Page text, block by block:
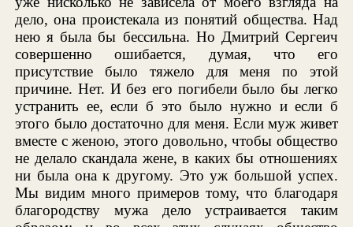
дело, она проистекала из понятий общества. Над
нею я была бы бессильна. Но Дмитрий Сергеич
совершенно ошибается, думая, что его
присутствие было тяжело для меня по этой
причине. Нет. И без его погибели было бы легко
устранить ее, если б это было нужно и если б
этого было достаточно для меня. Если муж живет
вместе с женою, этого довольно, чтобы общество
не делало скандала жене, в каких бы отношениях
ни была она к другому. Это уж большой успех.
Мы видим много примеров тому, что благодаря
благородству мужа дело устраивается таким